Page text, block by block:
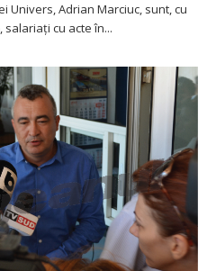
Univers, Adrian Marciuc, sunt, cu
salariați cu acte în...